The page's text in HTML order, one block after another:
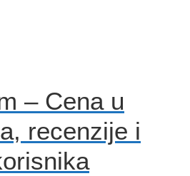
– Cena u
recenzije i